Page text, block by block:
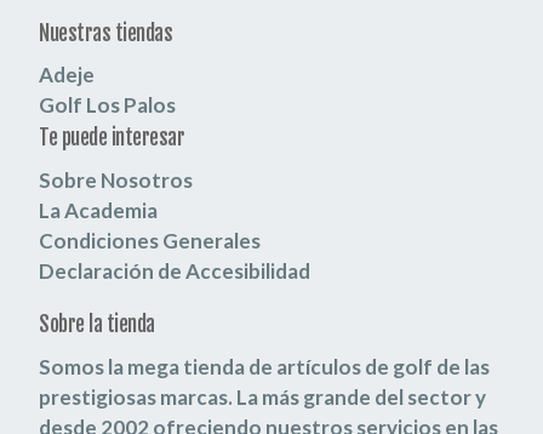
Nuestras tiendas
Adeje
Golf Los Palos
Te puede interesar
Sobre Nosotros
La Academia
Condiciones Generales
Declaración de Accesibilidad
Sobre la tienda
Somos la mega tienda de artículos de golf de las
prestigiosas marcas. La más grande del sector y
desde 2002 ofreciendo nuestros servicios en las